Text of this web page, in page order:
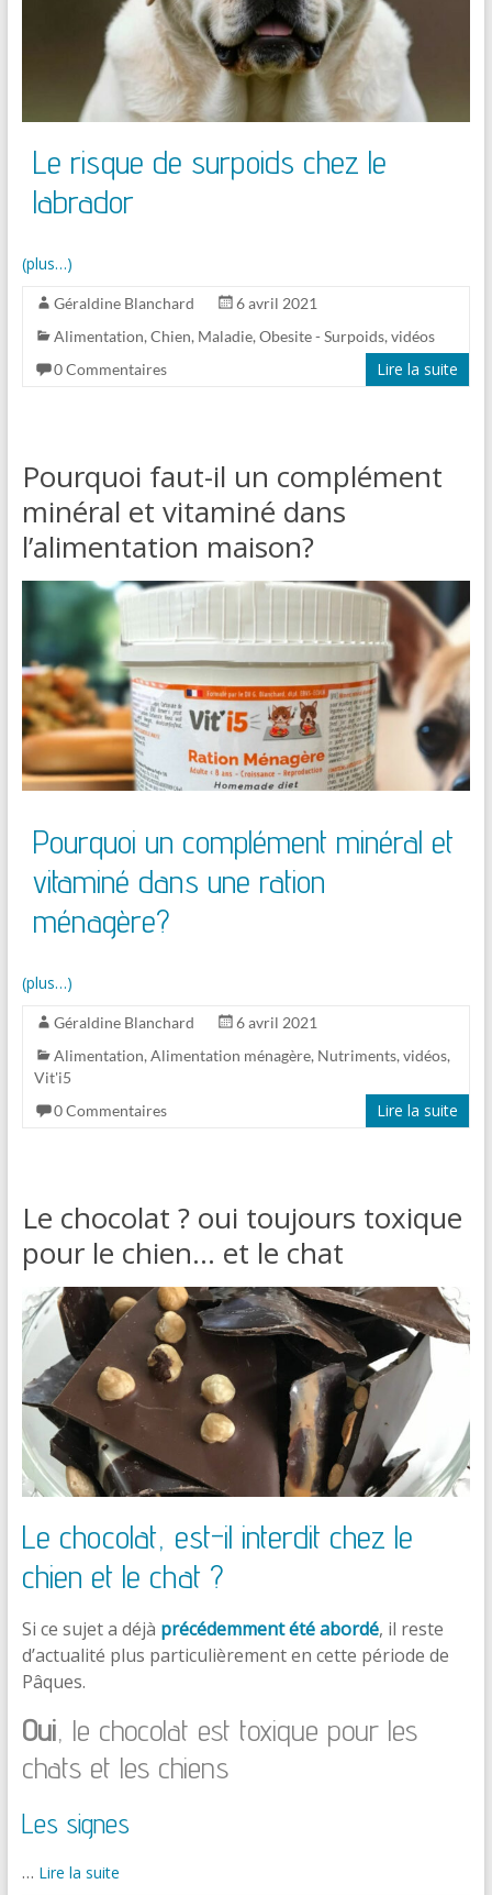
Le risque de surpoids chez le
labrador
(plus…)
Géraldine Blanchard
6 avril 2021
Alimentation,Chien, Maladie,Obesite - Surpoids,vidéos
0 Commentaires
Lire la suite
Pourquoi faut-il un complément
minéral et vitaminé dans
l’alimentation maison?
Pourquoi un complément minéral et
vitaminé dans une ration
ménagère?
(plus…)
Géraldine Blanchard
6 avril 2021
Alimentation, Alimentation ménagère, Nutriments, vidéos,
Vit'i5
0 Commentaires
Lire la suite
Le chocolat ? oui toujours toxique
pour le chien… et le chat
Le chocolat, est-il interdit chez le
chien et le chat ?
Si ce sujet a déjà précédemment été abordé, il reste
d’actualité plus particulièrement en cette période de
Pâques.
Oui, le chocolat est toxique pour les
chats et les chiens
Les signes
… Lire la suite